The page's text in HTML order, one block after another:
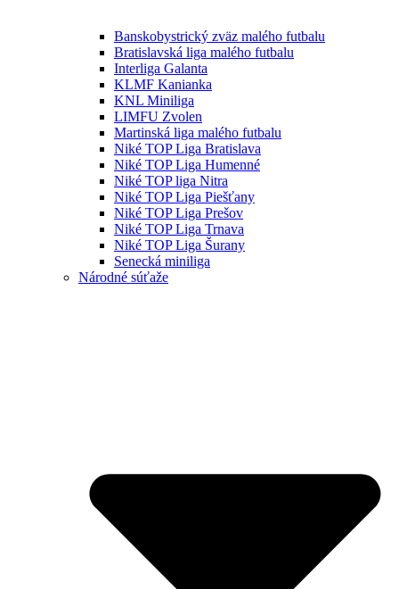
Banskobystrický zväz malého futbalu
Bratislavská liga malého futbalu
Interliga Galanta
KLMF Kanianka
KNL Miniliga
LIMFU Zvolen
Martinská liga malého futbalu
Niké TOP Liga Bratislava
Niké TOP Liga Humenné
Niké TOP liga Nitra
Niké TOP Liga Piešťany
Niké TOP Liga Prešov
Niké TOP Liga Trnava
Niké TOP Liga Šurany
Senecká miniliga
Národné súťaže